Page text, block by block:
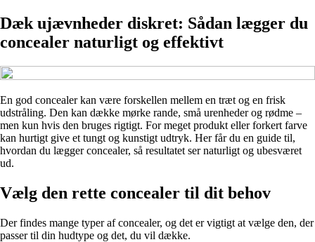
Dæk ujævnheder diskret: Sådan lægger du
concealer naturligt og effektivt
En god concealer kan være forskellen mellem en træt og en frisk
udstråling. Den kan dække mørke rande, små urenheder og rødme –
men kun hvis den bruges rigtigt. For meget produkt eller forkert farve
kan hurtigt give et tungt og kunstigt udtryk. Her får du en guide til,
hvordan du lægger concealer, så resultatet ser naturligt og ubesværet
ud.
Vælg den rette concealer til dit behov
Der findes mange typer af concealer, og det er vigtigt at vælge den, der
passer til din hudtype og det, du vil dække.